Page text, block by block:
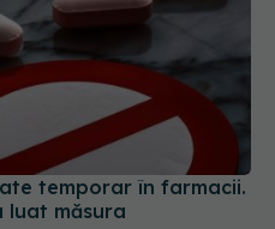
temporar în farmacii.
luat măsura